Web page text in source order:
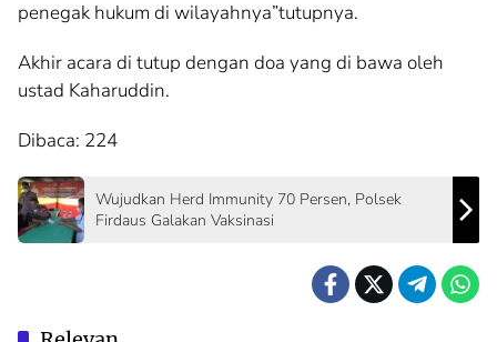
penegak hukum di wilayahnya”tutupnya.
Akhir acara di tutup dengan doa yang di bawa oleh
ustad Kaharuddin.
Dibaca: 224
Wujudkan Herd Immunity 70 Persen, Polsek
Firdaus Galakan Vaksinasi